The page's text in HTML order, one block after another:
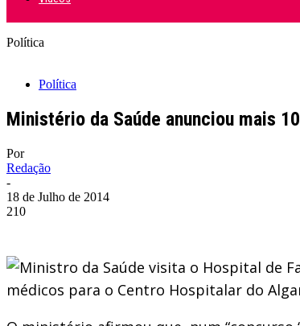
Política
Política
Ministério da Saúde anunciou mais
Por
Redação
-
18 de Julho de 2014
210
médicos para o Centro Hospitalar do